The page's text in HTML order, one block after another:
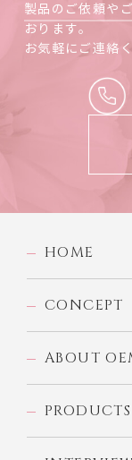
製品のご依頼や
おります。
お気軽にご連絡
HOME
CONCEPT
ABOUT
PRODUCTS